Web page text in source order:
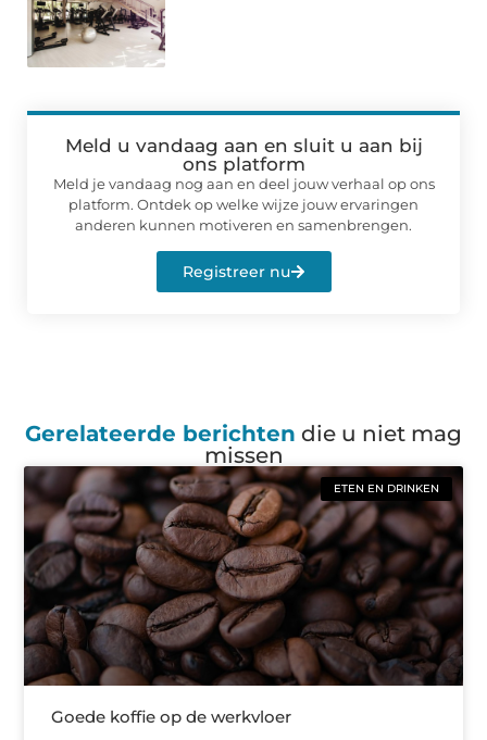
Meld u vandaag aan en sluit u aan bij
ons platform
Meld je vandaag nog aan en deel jouw verhaal op ons
platform. Ontdek op welke wijze jouw ervaringen
anderen kunnen motiveren en samenbrengen.
Registreer nu
Gerelateerde berichten die u niet mag
missen
ETEN EN DRINKEN
Goede koffie op de werkvloer